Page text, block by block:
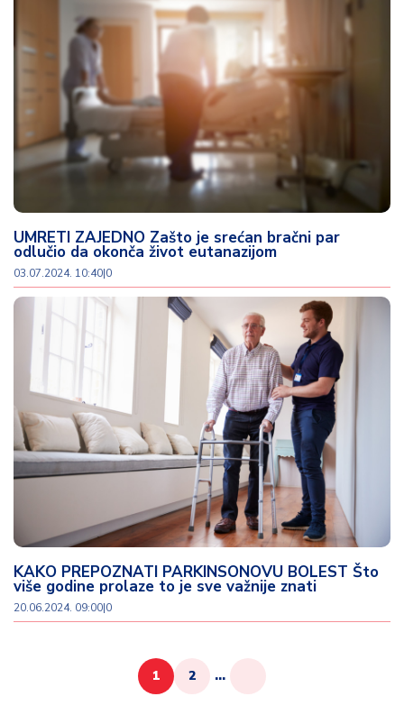
UMRETI ZAJEDNO Zašto je srećan bračni par
odlučio da okonča život eutanazijom
03.07.2024. 10:40|0
KAKO PREPOZNATI PARKINSONOVU BOLEST Što
više godine prolaze to je sve važnije znati
20.06.2024. 09:00|0
1 2 ...